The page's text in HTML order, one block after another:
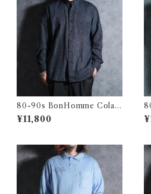
80-90s BonHomme Colar
Yarn Shirts ボンオム カラー
ヤーン カラミ シャツ アメリカ
¥11,800